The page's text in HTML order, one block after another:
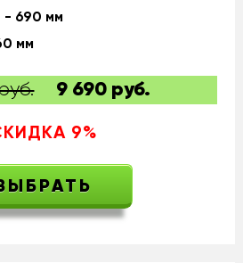
- 690 мм
мм
9 690 руб.
9%